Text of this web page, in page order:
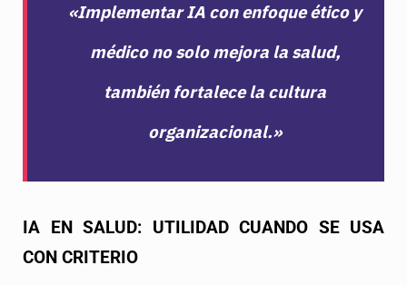
«Implementar IA con enfoque ético y
médico no solo mejora la salud,
también fortalece la cultura
organizacional.»
IA EN SALUD: UTILIDAD CUANDO SE USA
CON CRITERIO